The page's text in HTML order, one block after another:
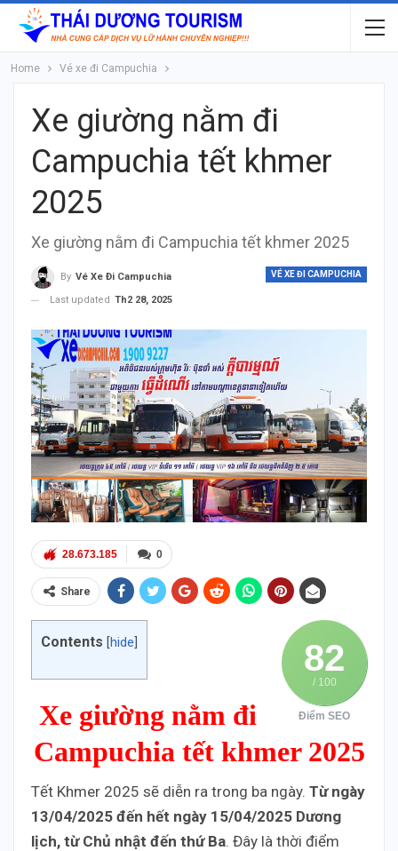
Home Vé xe đi Campuchia
Xe giường nằm đi
Campuchia tết khmer
2025
Xe giường nằm đi Campuchia tết khmer 2025
VÉ XE ĐI CAMPUCHIA
By Vé Xe Đi Campuchia
Last updated Th2 28, 2025
0
28.673.185
Share
82
/ 100
Điểm SEO
Contents hide
Xe giường nằm đi
Campuchia tết khmer 2025
Tết Khmer 2025 sẽ diễn ra trong ba ngày. Từ ngày
13/04/2025 đến hết ngày 15/04/2025 Dương
lịch, từ Chủ nhật đến thứ Ba. Đây là thời điểm